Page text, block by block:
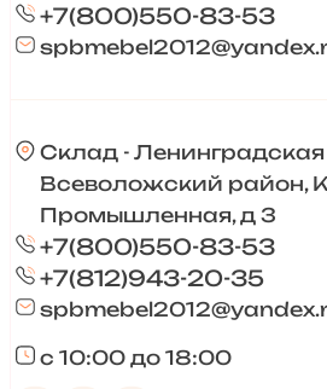
+7(800)550-83-53
Склад - Ленинградская
Всеволожский район,
Промышленная, д 3
+7(800)550-83-53
+7(812)943-20-35
с 10:00 до 18:00